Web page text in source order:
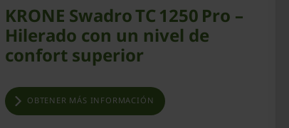
KRONE Swadro TC 1250 Pro –
Hilerado con un nivel de
confort superior
OBTENER MÁS INFORMACIÓN